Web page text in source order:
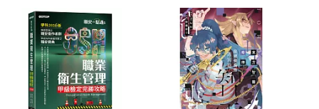
h.m.p(21)
朵琳‧芙秋(21) 林待秋(21)
KADOKAWA(65)
長江文藝出版社(64)
現在可購買商品(4700)
作者/演唱/譯/編/繪(5300)